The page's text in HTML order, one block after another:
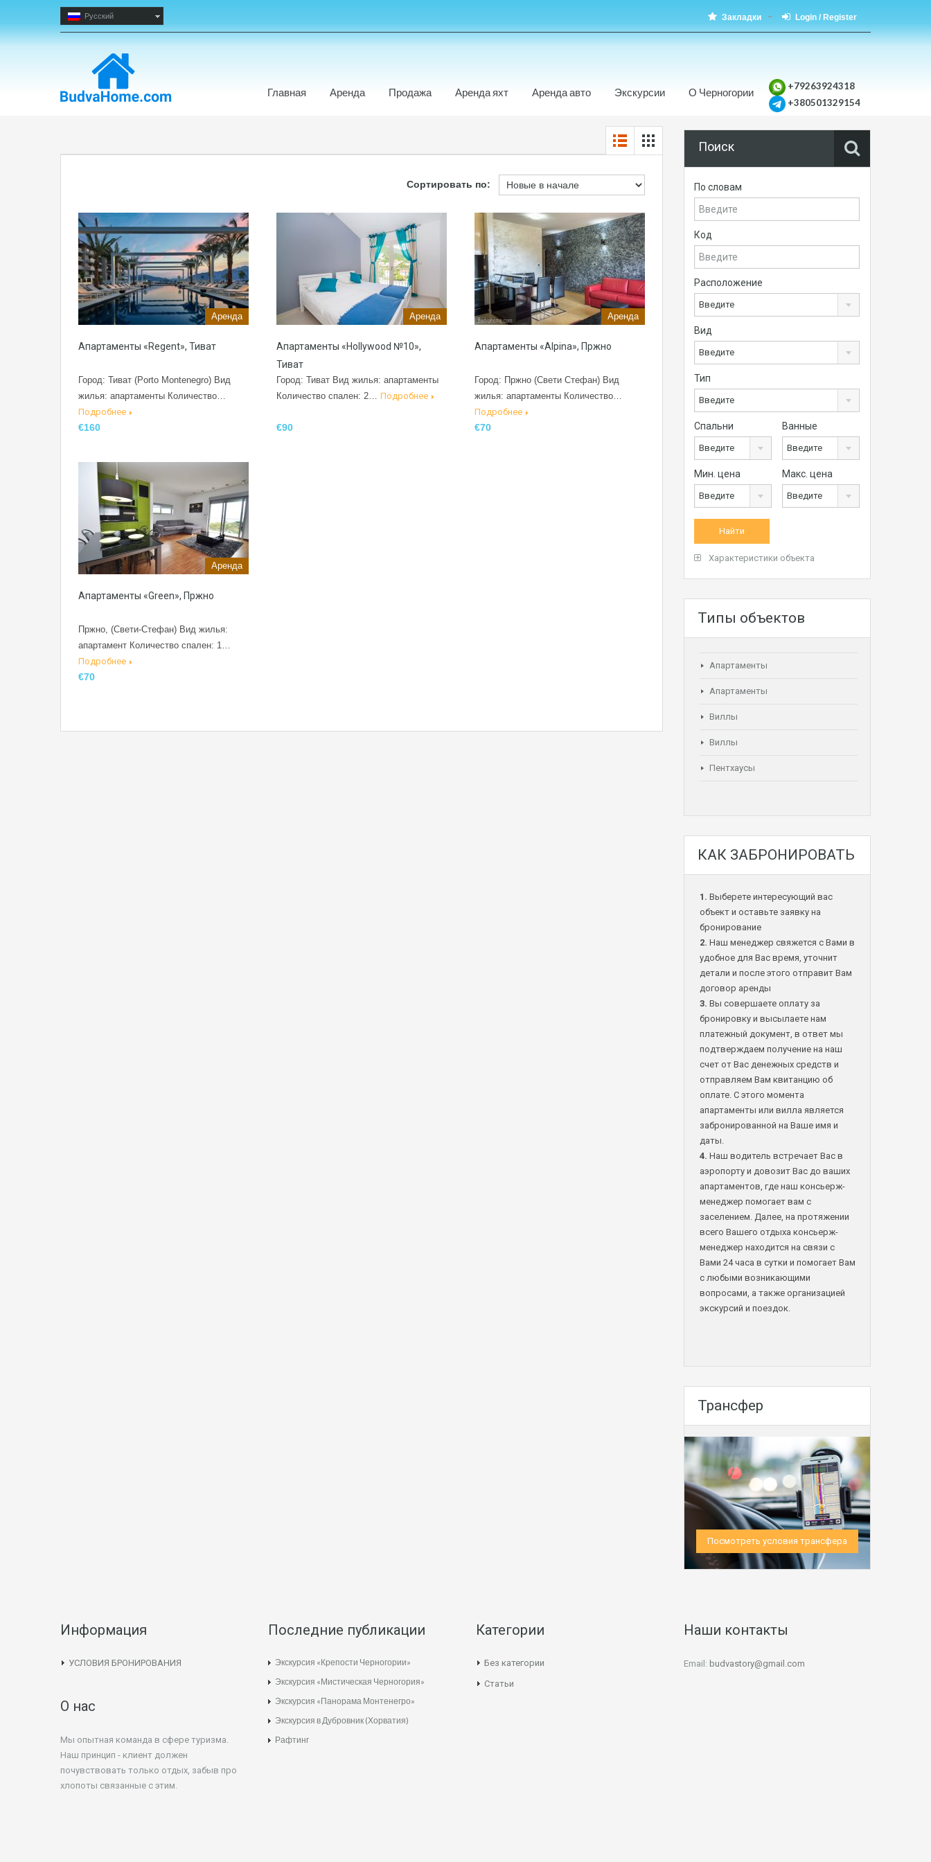
Русский Закладки Login / Register
+79263924318
+380501329154
Главная Аренда Продажа Аренда яхт Аренда авто Экскурсии О Черногории
Сортировать по:
Аренда
Апартаменты «Regent», Тиват
Город: Тиват (Porto Montenegro) Вид
жилья: апартаменты Количество…
Подробнее
€160
Аренда
Апартаменты «Hollywood №10»,
Тиват
Город: Тиват Вид жилья: апартаменты
Количество спален: 2… Подробнее
€90
Аренда
Апартаменты «Alpina», Пржно
Город: Пржно (Свети Стефан) Вид
жилья: апартаменты Количество…
Подробнее
€70
Аренда
Апартаменты «Green», Пржно
Пржно, (Свети-Стефан) Вид жилья:
апартамент Количество спален: 1…
Подробнее
€70
Поиск
По словам
Код
Расположение
Введите
Вид
Введите
Тип
Введите
Спальни
Введите
Ванные
Введите
Мин. цена
Введите
Макс. цена
Введите
Характеристики объекта
Типы объектов
Апартаменты
Апартаменты
Виллы
Виллы
Пентхаусы
КАК ЗАБРОНИРОВАТЬ
1. Выберете интересующий вас
объект и оставьте заявку на
бронирование
2. Наш менеджер свяжется с Вами в
удобное для Вас время, уточнит
детали и после этого отправит Вам
договор аренды
3. Вы совершаете оплату за
бронировку и высылаете нам
платежный документ, в ответ мы
подтверждаем получение на наш
счет от Вас денежных средств и
отправляем Вам квитанцию об
оплате. С этого момента
апартаменты или вилла является
забронированной на Ваше имя и
даты.
4. Наш водитель встречает Вас в
аэропорту и довозит Вас до ваших
апартаментов, где наш консьерж-
менеджер помогает вам с
заселением. Далее, на протяжении
всего Вашего отдыха консьерж-
менеджер находится на связи с
Вами 24 часа в сутки и помогает Вам
с любыми возникающими
вопросами, а также организацией
экскурсий и поездок.
Трансфер
Посмотреть условия трансфера
Информация
УСЛОВИЯ БРОНИРОВАНИЯ
О нас
Мы опытная команда в сфере туризма.
Наш принцип - клиент должен
почувствовать только отдых, забыв про
хлопоты связанные с этим.
Последние публикации
Экскурсия «Крепости Черногории»
Экскурсия «Мистическая Черногория»
Экскурсия «Панорама Монтенегро»
Экскурсия в Дубровник (Хорватия)
Рафтинг
Категории
Без категории
Статьи
Наши контакты
Email: budvastory@gmail.com